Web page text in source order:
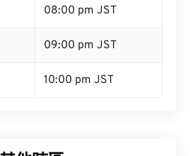
08:00 pm JST
09:00 pm JST
10:00 pm JST